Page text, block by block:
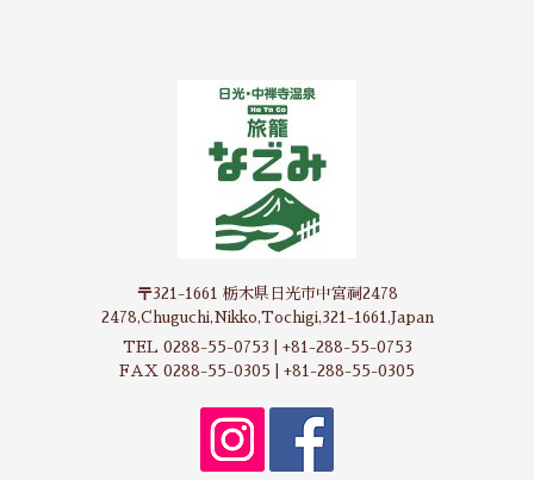
〒321-1661 栃木県日光市中宮祠2478
2478,Chuguchi,Nikko,Tochigi,321-1661,Japan
TEL 0288-55-0753 | +81-288-55-0753
FAX 0288-55-0305 | +81-288-55-0305